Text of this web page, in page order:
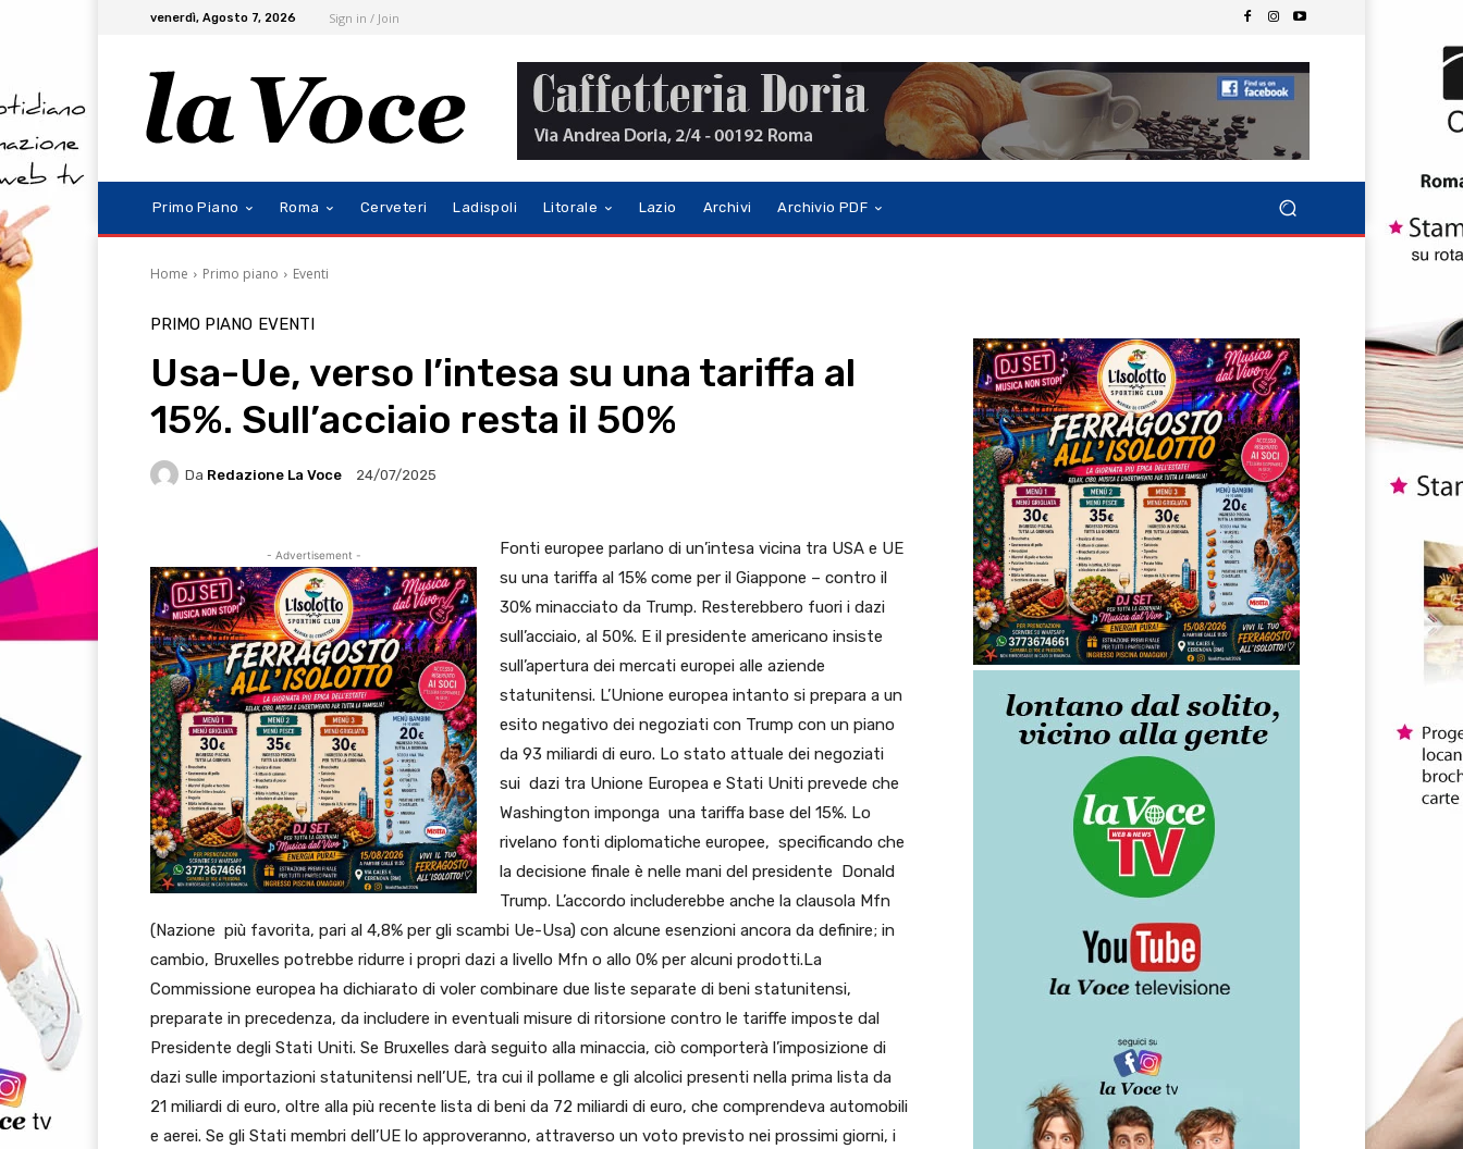
venerdì, Agosto 7, 2026 Sign in / Join
Primo Piano Roma Cerveteri Ladispoli Litorale Lazio Archivi Archivio PDF
Home Primo piano Eventi
PRIMO PIANO EVENTI
Usa-Ue, verso l’intesa su una tariffa al
15%. Sull’acciaio resta il 50%
Da Redazione La Voce 24/07/2025
- Advertisement -
Fonti europee parlano di un’intesa vicina tra USA e UE
su una tariffa al 15% come per il Giappone – contro il
30% minacciato da Trump. Resterebbero fuori i dazi
sull’acciaio, al 50%. E il presidente americano insiste
sull’apertura dei mercati europei alle aziende
statunitensi. L’Unione europea intanto si prepara a un
esito negativo dei negoziati con Trump con un piano
da 93 miliardi di euro. Lo stato attuale dei negoziati
sui dazi tra Unione Europea e Stati Uniti prevede che
Washington imponga una tariffa base del 15%. Lo
rivelano fonti diplomatiche europee, specificando che
la decisione finale è nelle mani del presidente Donald
Trump. L’accordo includerebbe anche la clausola Mfn
(Nazione più favorita, pari al 4,8% per gli scambi Ue-Usa) con alcune esenzioni ancora da definire; in
cambio, Bruxelles potrebbe ridurre i propri dazi a livello Mfn o allo 0% per alcuni prodotti.La
Commissione europea ha dichiarato di voler combinare due liste separate di beni statunitensi,
preparate in precedenza, da includere in eventuali misure di ritorsione contro le tariffe imposte dal
Presidente degli Stati Uniti. Se Bruxelles darà seguito alla minaccia, ciò comporterà l’imposizione di
dazi sulle importazioni statunitensi nell’UE, tra cui il pollame e gli alcolici presenti nella prima lista da
21 miliardi di euro, oltre alla più recente lista di beni da 72 miliardi di euro, che comprendeva automobili
e aerei. Se gli Stati membri dell’UE lo approveranno, attraverso un voto previsto nei prossimi giorni, i